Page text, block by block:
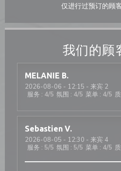
我们的顾
MELANIE B
2026-08-06 - 12:15 - 来宾 2
服务 : 4/5 氛围 : 4/5 菜单 : 4/5
Sebastien V
2026-08-05 - 12:30 - 来宾 4
服务 : 5/5 氛围 : 5/5 菜单 : 4/5
仅进行过预订的顾